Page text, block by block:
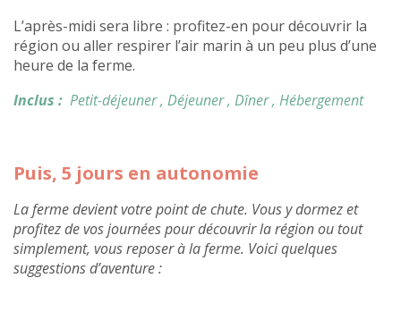
L’après-midi sera libre : profitez-en pour découvrir la
région ou aller respirer l’air marin à un peu plus d’une
heure de la ferme.
Inclus : Petit-déjeuner, Déjeuner, Dîner, Hébergement
Puis, 5 jours en autonomie
La ferme devient votre point de chute. Vous y dormez et
profitez de vos journées pour découvrir la région ou tout
simplement, vous reposer à la ferme. Voici quelques
suggestions d’aventure :